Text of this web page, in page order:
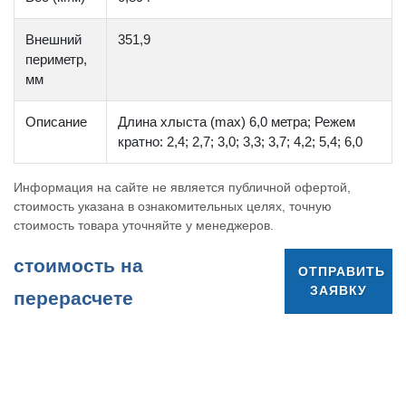
Внешний
периметр,
мм
351,9
Описание
Длина хлыста (max) 6,0 метра; Режем
кратно: 2,4; 2,7; 3,0; 3,3; 3,7; 4,2; 5,4; 6,0
Информация на сайте не является публичной офертой,
стоимость указана в ознакомительных целях, точную
стоимость товара уточняйте у менеджеров.
cтоимость на
перерасчете
ОТПРАВИТЬ
ЗАЯВКУ